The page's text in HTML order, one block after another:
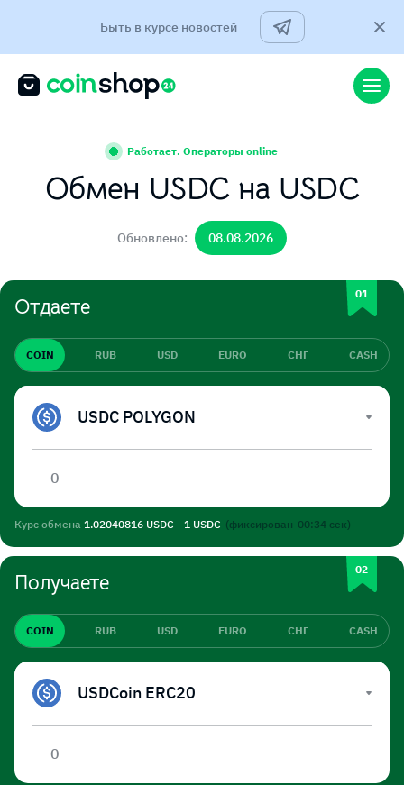
Быть в курсе новостей
Работает. Операторы online
Обмен USDC на USDC
Обновлено: 08.08.2026
Отдаете
COIN RUB USD EURO СНГ CASH
USDC POLYGON
Курс обмена 1.02040816 USDC - 1 USDC (фиксирован 00:34сек)
Получаете
COIN RUB USD EURO СНГ CASH
USDCoin ERC20